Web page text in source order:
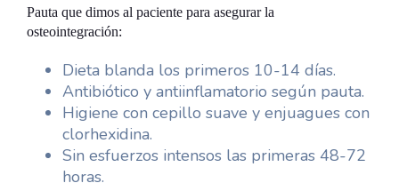
Pauta que dimos al paciente para asegurar la
osteointegración:
Dieta blanda los primeros 10-14 días.
Antibiótico y antiinflamatorio según pauta.
Higiene con cepillo suave y enjuagues con
clorhexidina.
Sin esfuerzos intensos las primeras 48-72
horas.